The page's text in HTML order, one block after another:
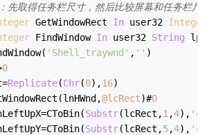
取得任务栏尺寸，然后比较屏幕和任务栏尺寸
GetWindowRect In user32 Integer
FindWindow In user32 String
'Shell_traywnd' , '' )
0
=Replicate(Chr(0),16)
@lcRect)#0
=CToBin(Substr(lcRect,1 ,4),
=CToBin(Substr(lcRect,5,4),